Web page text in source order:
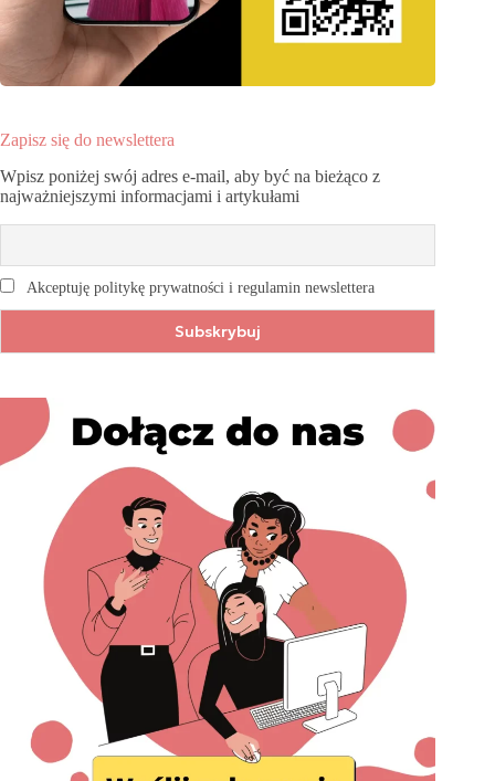
Zapisz się do newslettera
Wpisz poniżej swój adres e-mail, aby być na bieżąco z
najważniejszymi informacjami i artykułami
Akceptuję politykę prywatności i regulamin newslettera